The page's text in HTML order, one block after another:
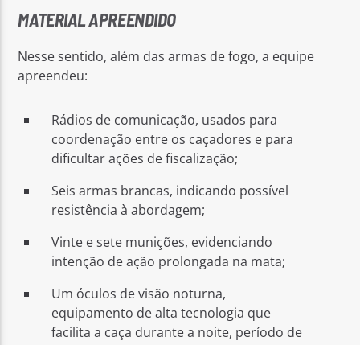
MATERIAL APREENDIDO
Nesse sentido, além das armas de fogo, a equipe
apreendeu:
Rádios de comunicação, usados para
coordenação entre os caçadores e para
dificultar ações de fiscalização;
Seis armas brancas, indicando possível
resistência à abordagem;
Vinte e sete munições, evidenciando
intenção de ação prolongada na mata;
Um óculos de visão noturna,
equipamento de alta tecnologia que
facilita a caça durante a noite, período de